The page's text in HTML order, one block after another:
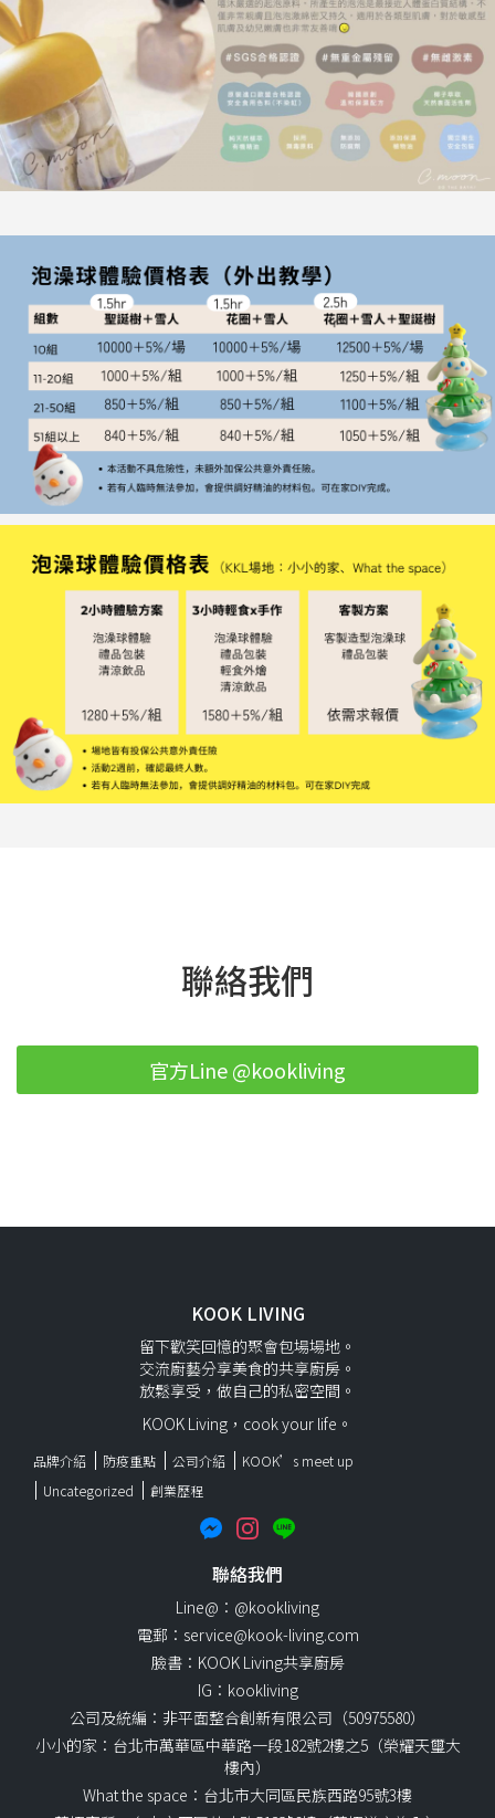
官方Line @kookliving
聯絡我們
KOOK LIVING
留下歡笑回憶的聚會包場場地。
交流廚藝分享美食的共享廚房。
放鬆享受，做自己的私密空間。
KOOK Living，cook your life。
品牌介紹 防疫重點 公司介紹
KOOK’s meet up
Uncategorized
創業歷程
聯絡我們
Line@：@kookliving
電郵：service@kook-living.com
臉書：KOOK Living共享廚房
IG：kookliving
公司及統編：非平面整合創新有限公司（50975580）
小小的家：台北市萬華區中華路一段182號2樓之5（榮耀天璽大
樓內）
What the space：台北市大同區民族西路95號3樓